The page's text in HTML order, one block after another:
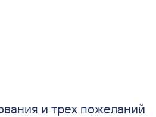
и трех пожеланий